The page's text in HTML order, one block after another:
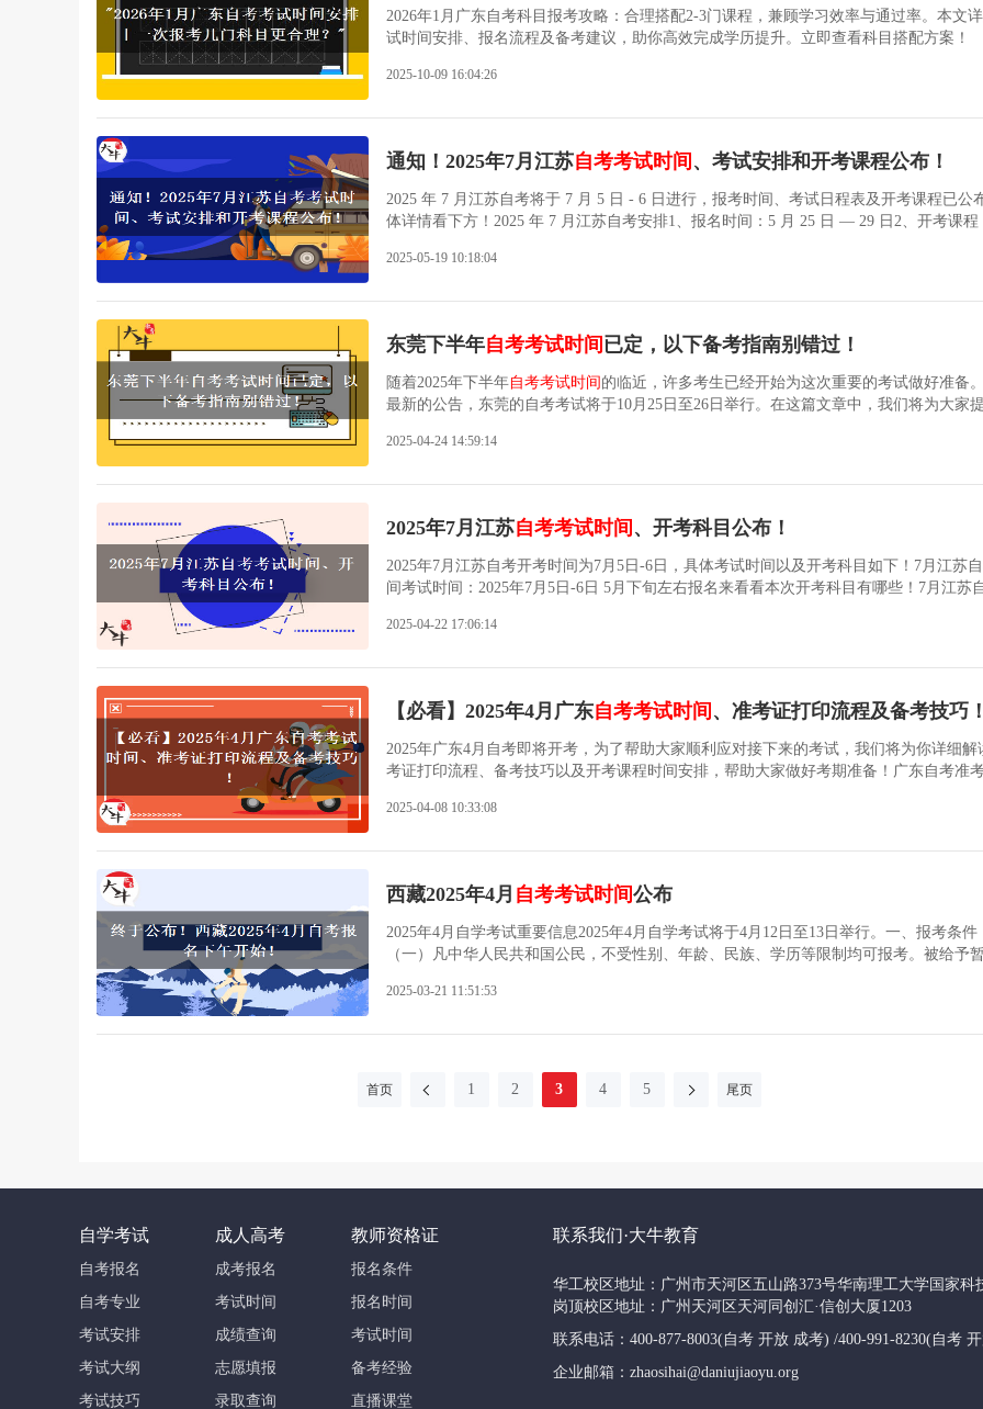
2026年1月广东自考科目报考攻略：合理搭配2-3门课程，兼顾学习效率与通过率。本文
试时间安排、报名流程及备考建议，助你高效完成学历提升。立即查看科目搭配方案！
2025-10-09 16:04:26
通知！2025年7月江苏自考考试时间 、考试安排和开考课程公布！
2025 年 7 月江苏自考将于 7 月 5 日 - 6 日进行，报考时间、考试日程表及开考课程已公
体详情看下方！2025 年 7 月江苏自考安排1、报名时间：5 月 25 日 — 29 日2、开考课程
2025-05-19 10:18:04
东莞下半年自考考试时间 已定，以下备考指南别错过！
随着2025年下半年自考考试时间 的临近，许多考生已经开始为这次重要的考试做好准备
最新的公告，东莞的自考考试将于10月25日至26日举行。在这篇文章中，我们将为大家
考，提升考试通过率。一、自考备考方法分享重视考试大纲很多考生觉得教材内容繁多且
笔记，努力完整地解答问题。合理安排学习时间大部分自考生都需要兼顾生活和工作，因
习时间显得尤为宝贵
2025-04-24 14:59:14
2025年7月江苏自考考试时间 、开考科目公布！
2025年7月江苏自考开考时间为7月5日-6日，具体考试时间以及开考科目如下！7月江苏
间考试时间：2025年7月5日-6日 5月下旬左右报名来看看本次开考科目有哪些！7月江苏
会，从而使报考小自考的考生可以更快完成所有考试，缩短了考生的毕业时间。小自考统
报考多科，一般都能过。这样的考试安排，报考小自考的考生在不缺考不挂
2025-04-22 17:06:14
【必看】2025年4月广东自考考试时间 、准考证打印流程及备考技巧！
2025年广东4月自考即将开考，为了帮助大家顺利应对接下来的考试，我们将为你详细解
考证打印流程、备考技巧以及开考课程时间安排，帮助大家做好考期准备！广东自考准
省自学考试管理系统输入准考证号、密码和验证码登录。先点击上方导航栏的**【报考】
的准考证、本人有效身份证原件（含临时身份证、公安机关出具的用于参加国家教育考试
照片
2025-04-08 10:33:08
西藏2025年4月 自考考试时间公布
2025年4月自学考试重要信息2025年4月自学考试将于4月12日至13日举行。一、报考条件
（一）凡中华人民共和国公民，不受性别、年龄、民族、学历等限制均可报考。被给予
（含）以上学历。二、报考方式（一）报考时间 3月18日15:30-21日18:00，逾期不予受理
2025-03-21 11:51:53
首页 1 2 3 4 5 尾页
自学考试
自考报名
自考专业
考试安排
考试大纲
考试技巧
成人高考
成考报名
考试时间
成绩查询
志愿填报
录取查询
教师资格证
报名条件
报名时间
考试时间
备考经验
直播课堂
联系我们·大牛教育
华工校区地址：广州市天河区五山路373号华南理工大学国家科
岗顶校区地址：广州天河区天河同创汇·信创大厦1203
联系电话：400-877-8003(自考 开放 成考) /400-991-8230(自考
企业邮箱：zhaosihai@daniujiaoyu.org